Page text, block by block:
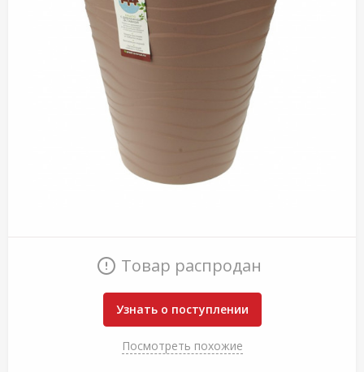
Товар распродан
Узнать о поступлении
Посмотреть похожие